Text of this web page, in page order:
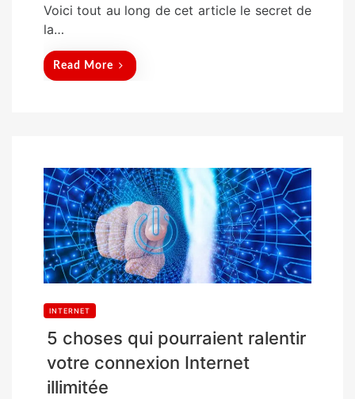
Voici tout au long de cet article le secret de
la…
Read More
INTERNET
5 choses qui pourraient ralentir
votre connexion Internet
illimitée